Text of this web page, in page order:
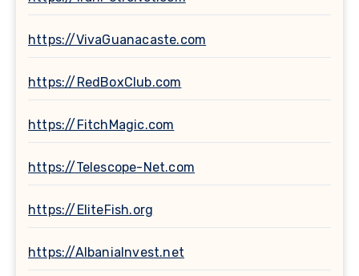
https://VivaGuanacaste.com
https://RedBoxClub.com
https://FitchMagic.com
https://Telescope-Net.com
https://EliteFish.org
https://AlbaniaInvest.net